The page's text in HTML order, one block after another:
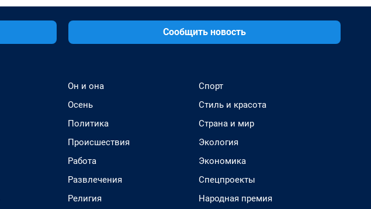
Сообщить новость
Он и она
Осень
Политика
Происшествия
Работа
Развлечения
Религия
Спорт
Стиль и красота
Страна и мир
Экология
Экономика
Спецпроекты
Народная премия